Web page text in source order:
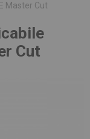
Master Cut
Cut